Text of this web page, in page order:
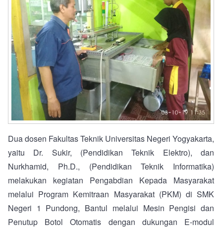
Dua dosen Fakultas Teknik Universitas Negeri Yogyakarta,
yaitu Dr. Sukir, (Pendidikan Teknik Elektro), dan
Nurkhamid, Ph.D., (Pendidikan Teknik Informatika)
melakukan kegiatan Pengabdian Kepada Masyarakat
melalui Program Kemitraan Masyarakat (PKM) di SMK
Negeri 1 Pundong, Bantul melalui Mesin Pengisi dan
Penutup Botol Otomatis dengan dukungan E-modul